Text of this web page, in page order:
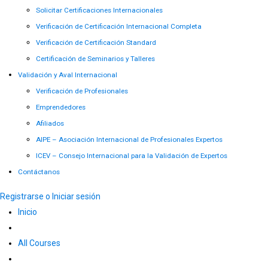
Solicitar Certificaciones Internacionales
Verificación de Certificación Internacional Completa
Verificación de Certificación Standard
Certificación de Seminarios y Talleres
Validación y Aval Internacional
Verificación de Profesionales
Emprendedores
Afiliados
AIPE – Asociación Internacional de Profesionales Expertos
ICEV – Consejo Internacional para la Validación de Expertos
Contáctanos
Registrarse o Iniciar sesión
Inicio
All Courses